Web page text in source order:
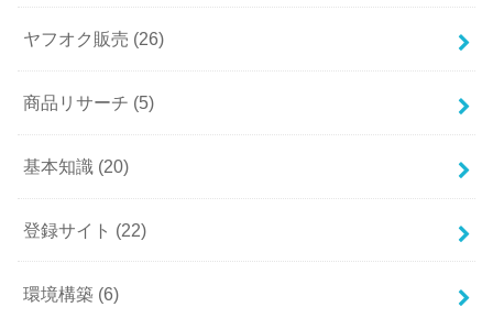
ヤフオク販売 (26)
商品リサーチ (5)
基本知識 (20)
登録サイト (22)
環境構築 (6)